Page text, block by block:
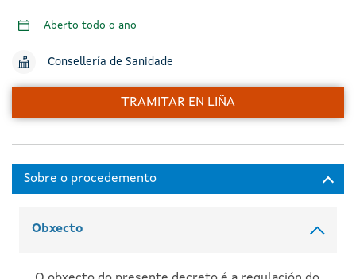
Aberto todo o ano
Consellería de Sanidade
TRAMITAR EN LIÑA
Obxecto